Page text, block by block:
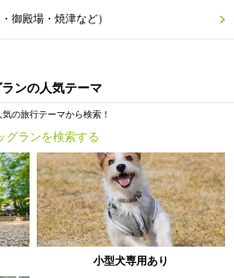
御殿場・焼津など）
ランの人気テーマ
の旅行テーマから検索！
ランを検索する
小型犬専用あり